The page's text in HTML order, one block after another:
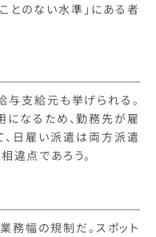
とのない水準」にある者
与支給元も挙げられる。
なるため、勤務先が雇
、日雇い派遣は両方派遣
違点であろう。
務幅の規制だ。スポット